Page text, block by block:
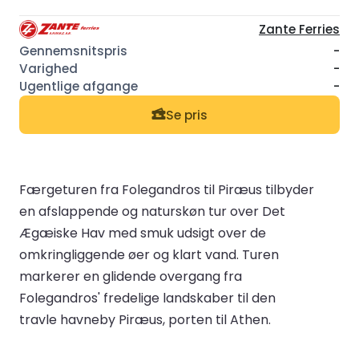
Zante Ferries
-
-
-
Se pris
Færgeturen fra Folegandros til Piræus tilbyder
en afslappende og naturskøn tur over Det
Ægæiske Hav med smuk udsigt over de
omkringliggende øer og klart vand. Turen
markerer en glidende overgang fra
Folegandros' fredelige landskaber til den
travle havneby Piræus, porten til Athen.